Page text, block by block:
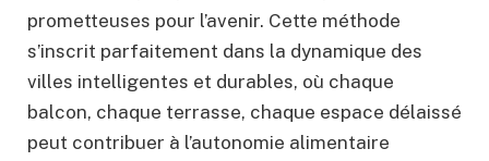
prometteuses pour l’avenir. Cette méthode
s’inscrit parfaitement dans la dynamique des
villes intelligentes et durables, où chaque
balcon, chaque terrasse, chaque espace délaissé
peut contribuer à l’autonomie alimentaire